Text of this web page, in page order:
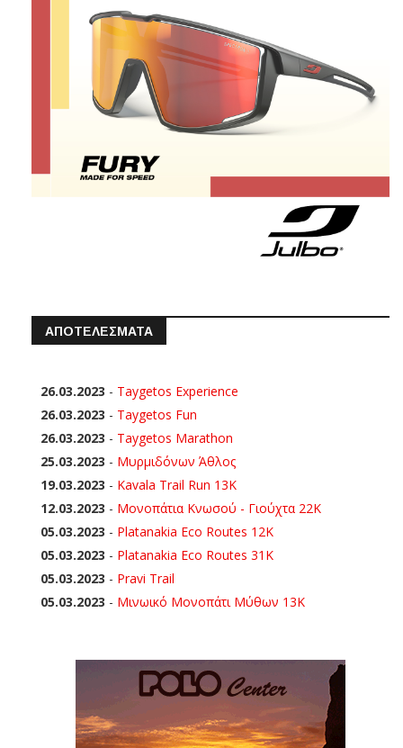
ΑΠΟΤΕΛΕΣΜΑΤΑ
26.03.2023 - Taygetos Experience
26.03.2023 - Taygetos Fun
26.03.2023 - Taygetos Marathon
25.03.2023 - Μυρμιδόνων Άθλος
19.03.2023 - Kavala Trail Run 13K
12.03.2023 - Μονοπάτια Κνωσού - Γιούχτα 22Κ
05.03.2023 - Platanakia Eco Routes 12K
05.03.2023 - Platanakia Eco Routes 31K
05.03.2023 - Pravi Trail
05.03.2023 - Μινωικό Μονοπάτι Μύθων 13Κ